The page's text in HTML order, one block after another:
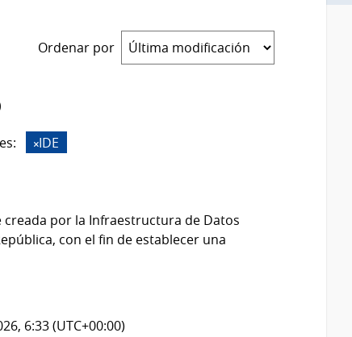
Ordenar por
IDE
creada por la Infraestructura de Datos
con el fin de establecer una
6:33 (UTC+00:00)